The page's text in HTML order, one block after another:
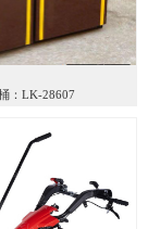
：LK-28607